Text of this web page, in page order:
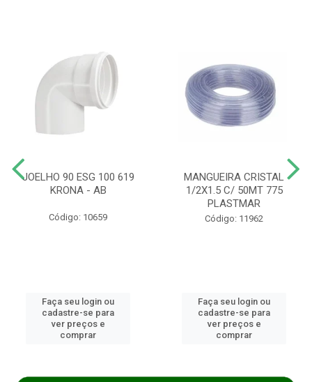
JOELHO 90 ESG 100 619
KRONA - AB
Código: 10659
Faça seu login ou
cadastre-se para
ver preços e
comprar
MANGUEIRA CRISTAL
1/2X1.5 C/ 50MT 775
PLASTMAR
Código: 11962
Faça seu login ou
cadastre-se para
ver preços e
comprar